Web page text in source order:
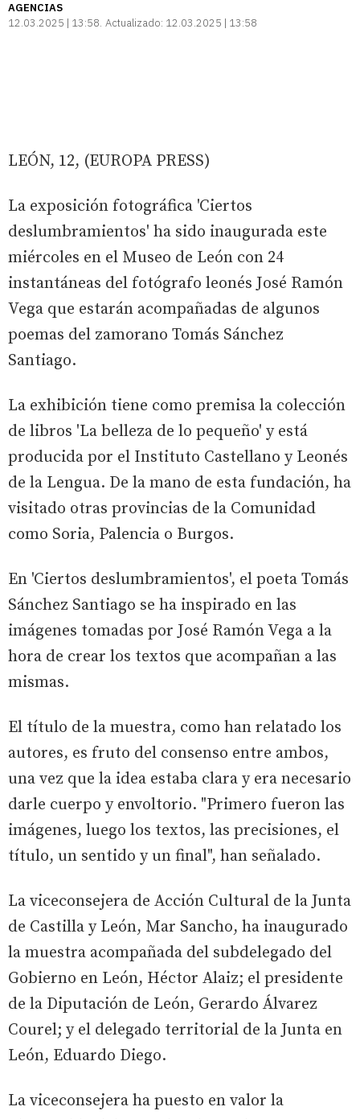
AGENCIAS
12.03.2025 | 13:58 Actualizado: 12.03.2025 | 13:58
LEÓN, 12, (EUROPA PRESS)
La exposición fotográfica 'Ciertos
deslumbramientos' ha sido inaugurada este
miércoles en el Museo de León con 24
instantáneas del fotógrafo leonés José Ramón
Vega que estarán acompañadas de algunos
poemas del zamorano Tomás Sánchez
Santiago.
La exhibición tiene como premisa la colección
de libros 'La belleza de lo pequeño' y está
producida por el Instituto Castellano y Leonés
de la Lengua. De la mano de esta fundación, ha
visitado otras provincias de la Comunidad
como Soria, Palencia o Burgos.
En 'Ciertos deslumbramientos', el poeta Tomás
Sánchez Santiago se ha inspirado en las
imágenes tomadas por José Ramón Vega a la
hora de crear los textos que acompañan a las
mismas.
El título de la muestra, como han relatado los
autores, es fruto del consenso entre ambos,
una vez que la idea estaba clara y era necesario
darle cuerpo y envoltorio. "Primero fueron las
imágenes, luego los textos, las precisiones, el
título, un sentido y un final", han señalado.
La viceconsejera de Acción Cultural de la Junta
de Castilla y León, Mar Sancho, ha inaugurado
la muestra acompañada del subdelegado del
Gobierno en León, Héctor Alaiz; el presidente
de la Diputación de León, Gerardo Álvarez
Courel; y el delegado territorial de la Junta en
León, Eduardo Diego.
La viceconsejera ha puesto en valor la